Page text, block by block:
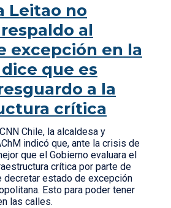
Leitao no
al
excepción en la
que es
a la
crítica
Chile, la alcaldesa y
indicó que, ante la crisis de
que el Gobierno evaluara el
crítica por parte de
decretar estado de excepción
Esto para poder tener
las calles.